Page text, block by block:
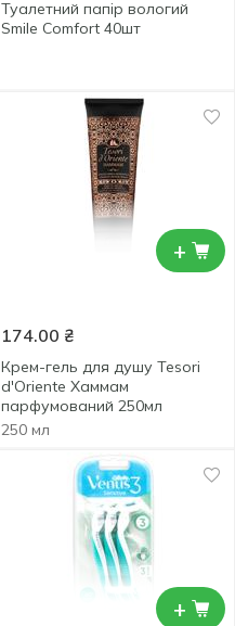
Туалетний папір вологий
Smile Comfort 40шт
+
174.00 ₴
Крем-гель для душу Tesori
d'Oriente Хаммам
парфумований 250мл
250 мл
+